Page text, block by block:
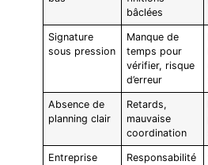
bâclées
Signature
sous pression
Manque de
temps pour
vérifier, risque
d’erreur
Absence de
planning clair
Retards,
mauvaise
coordination
Entreprise
Responsabilité